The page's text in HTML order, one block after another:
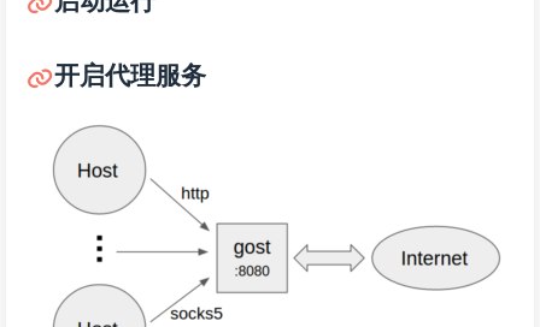
开启代理服务